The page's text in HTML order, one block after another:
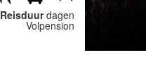
Reisduurdagen
Volpension